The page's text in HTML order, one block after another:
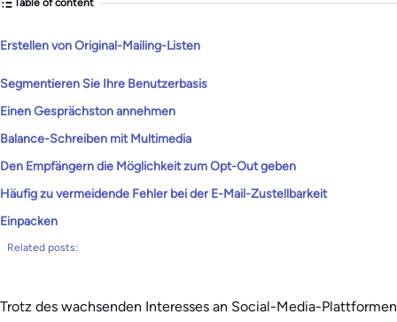
Erstellen von Original-Mailing-Listen
Segmentieren Sie Ihre Benutzerbasis
Einen Gesprächston annehmen
Balance-Schreiben mit Multimedia
Den Empfängern die Möglichkeit zum Opt-Out geben
Häufig zu vermeidende Fehler bei der E-Mail-Zustellbarkeit
Einpacken
Related posts:
Trotz des wachsenden Interesses an Social-Media-Plattformen